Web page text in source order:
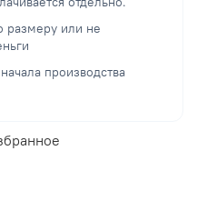
размеру или не
производства